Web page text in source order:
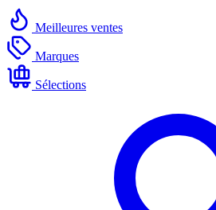
Meilleures ventes
Marques
Sélections